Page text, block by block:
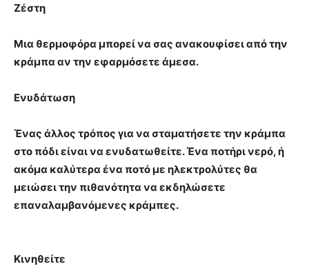
Ζέστη
Μια θερμοφόρα μπορεί να σας ανακουφίσει από την
κράμπα αν την εφαρμόσετε άμεσα.
Ενυδάτωση
Ένας άλλος τρόπος για να σταματήσετε την κράμπα
στο πόδι είναι να ενυδατωθείτε. Ένα ποτήρι νερό, ή
ακόμα καλύτερα ένα ποτό με ηλεκτρολύτες θα
μειώσει την πιθανότητα να εκδηλώσετε
επαναλαμβανόμενες κράμπες.
Κινηθείτε